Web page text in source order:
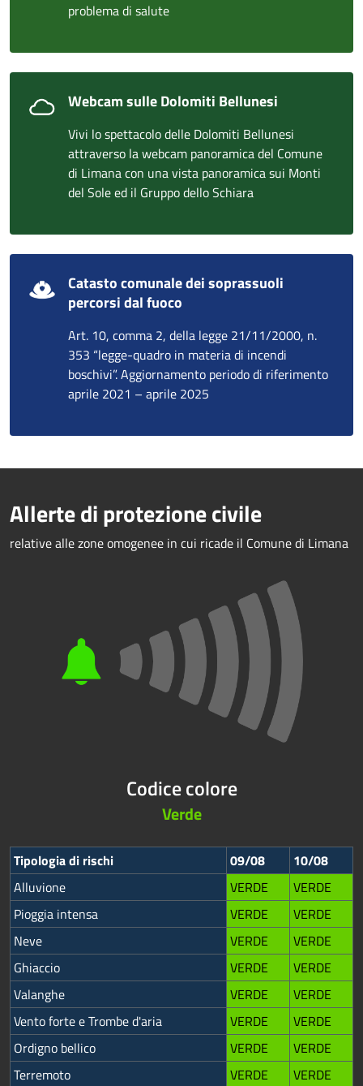
problema di salute
Webcam sulle Dolomiti Bellunesi
Vivi lo spettacolo delle Dolomiti Bellunesi
attraverso la webcam panoramica del Comune
di Limana con una vista panoramica sui Monti
del Sole ed il Gruppo dello Schiara
Catasto comunale dei soprassuoli
percorsi dal fuoco
Art. 10, comma 2, della legge 21/11/2000, n.
353 “legge-quadro in materia di incendi
boschivi”. Aggiornamento periodo di riferimento
aprile 2021 – aprile 2025
Allerte di protezione civile
relative alle zone omogenee in cui ricade il Comune di Limana
Codice colore
Verde
Tipologia di rischi 09/08
10/08
Alluvione
VERDE
VERDE
Pioggia intensa
VERDE
VERDE
Neve
VERDE
VERDE
Ghiaccio
VERDE
VERDE
Valanghe
VERDE
VERDE
Vento forte e Trombe d'aria
VERDE
VERDE
Ordigno bellico
VERDE
VERDE
Terremoto
VERDE
VERDE